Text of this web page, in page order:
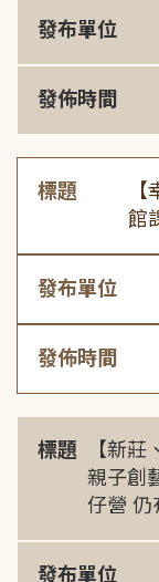
發布單位
發佈時間
標題
館
發布單位
發佈時間
標題
【新
親子創
仔營 仍
發布單位